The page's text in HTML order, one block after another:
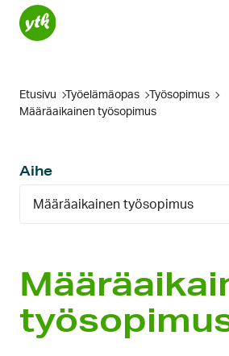
Hyppää
sisältöön
Etusivu Työelämäopas
Työsopimus
Määräaikainen työsopimus
Aihe
Määräaikainen työsopimus